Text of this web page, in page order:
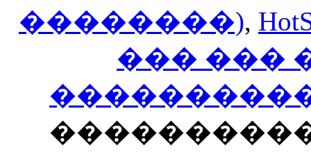
��������),
��� ���